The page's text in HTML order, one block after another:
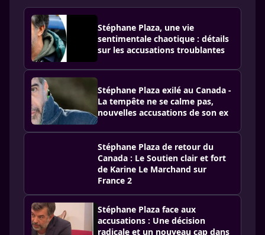
Stéphane Plaza, une vie
sentimentale chaotique : détails
sur les accusations troublantes
Stéphane Plaza exilé au Canada -
La tempête ne se calme pas,
nouvelles accusations de son ex
Stéphane Plaza de retour du
Canada : Le Soutien clair et fort
de Karine Le Marchand sur
France 2
Stéphane Plaza face aux
accusations : Une décision
radicale et un nouveau cap dans